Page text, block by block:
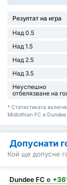
Резултат на игра
Над 0.5
Над 1.5
Над 2.5
Над 3.5
Неуспешно
отбелязване на
* Статистиката
Midlothian FC и Dundee
Допуснати
Кой ще допусне
Dundee FC е